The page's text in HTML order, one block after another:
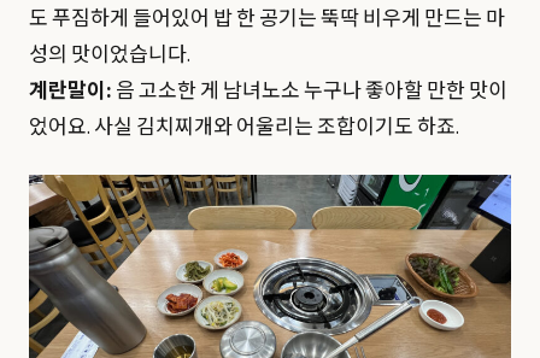
도 푸짐하게 들어있어 밥 한 공기는 뚝딱 비우게 만드는 마
성의 맛이었습니다.
계란말이: 음 고소한 게 남녀노소 누구나 좋아할 만한 맛이
었어요. 사실 김치찌개와 어울리는 조합이기도 하죠.